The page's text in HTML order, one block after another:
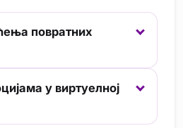
повратних
у виртуелној